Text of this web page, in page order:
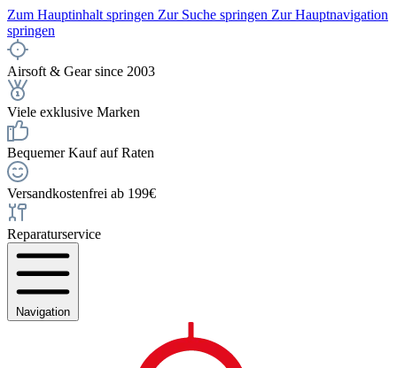
Zum Hauptinhalt springen Zur Suche springen Zur Hauptnavigation
springen
Airsoft & Gear since 2003
Viele exklusive Marken
Bequemer Kauf auf Raten
Versandkostenfrei ab 199€
Reparaturservice
Navigation